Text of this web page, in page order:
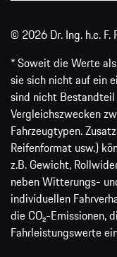
© 2026 Dr. Ing. h.c. F.
* Soweit die Werte
sie sich nicht auf ein
sind nicht
Vergleichszwecken
Fahrzeugtypen.
Reifenformat usw.)
z.B. Gewicht,
neben Witterungs-
individuellen
die CO₂-Emissionen,
Fahrleistungswerte